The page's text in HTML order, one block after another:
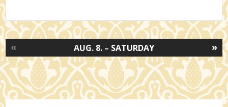
»
AUG. 8. – SATURDAY
«